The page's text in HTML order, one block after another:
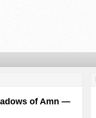
of Amn —